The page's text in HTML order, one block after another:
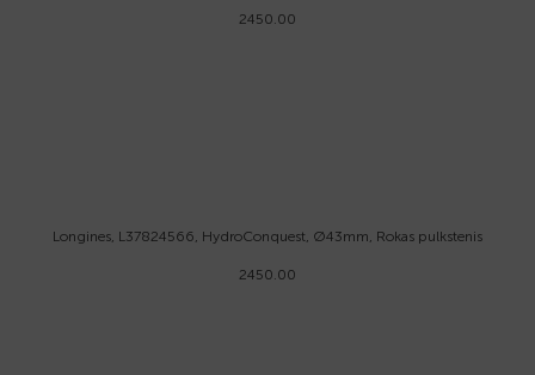
2450.00
Longines, L37824566, HydroConquest, Ø43mm, Rokas pulkstenis
2450.00